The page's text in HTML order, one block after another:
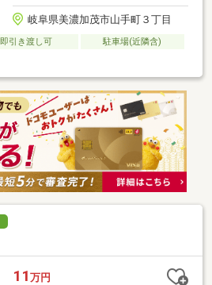
岐阜県美濃加茂市山手町３丁目
即引き渡し可
駐車場(近隣含)
11 万円